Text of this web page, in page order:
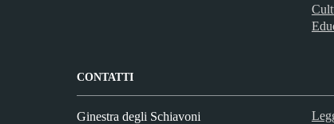
CONTATTI
Ginestra degli Schiavoni